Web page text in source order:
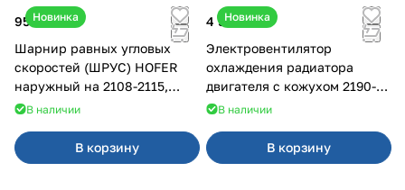
Новинка
950 ₽
Шарнир равных угловых
скоростей (ШРУС) HOFER
наружный на 2108-2115,
2110-2112
В наличии
В корзину
Новинка
4 550 ₽
Электровентилятор
охлаждения радиатора
двигателя с кожухом 2190-
2194 н/о с кондиционером
В наличии
В корзину